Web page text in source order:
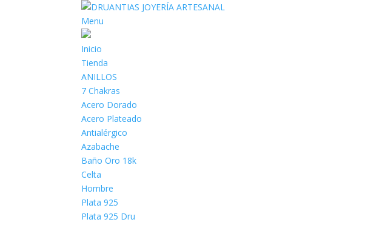
Menu
Inicio
Tienda
ANILLOS
7 Chakras
Acero Dorado
Acero Plateado
Antialérgico
Azabache
Baño Oro 18k
Celta
Hombre
Plata 925
Plata 925 Dru